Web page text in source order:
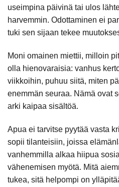
useimpina päivinä tai ulos
harvemmin. Odottaminen ei
tuki sen sijaan tekee
Moni omainen miettii, milloin
olla hienovaraisia: vanhus
viikkoihin, puhuu siitä, miten
enemmän seuraa. Nämä ovat
arki kaipaa sisältöä.
Apua ei tarvitse pyytää vasta
sopii tilanteisiin, joissa
vanhemmilla alkaa hiipua
vähenemisen myötä. Mitä
tukea, sitä helpompi on